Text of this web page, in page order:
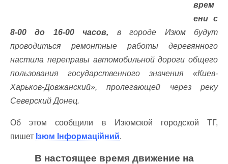
врем
ени с
8-00 до 16-00 часов, в городе Изюм будут
проводиться ремонтные работы деревянного
настила переправы автомобильной дороги общего
пользования государственного значения «Киев-
Харьков-Довжанский», пролегающей через реку
Северский Донец.
Об этом сообщили в Изюмской городской ТГ,
пишет Ізюм Інформаційний.
В настоящее время движение на